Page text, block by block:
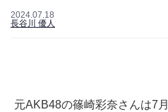
2024.07.18
長谷川 優人
元AKB48の篠崎彩奈さんは7